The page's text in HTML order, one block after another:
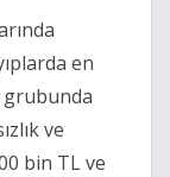
en
grubunda
ve
bin TL ve